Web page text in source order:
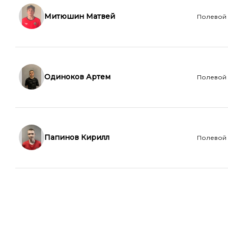
Митюшин Матвей Полевой
Одиноков Артем Полевой
Папинов Кирилл Полевой